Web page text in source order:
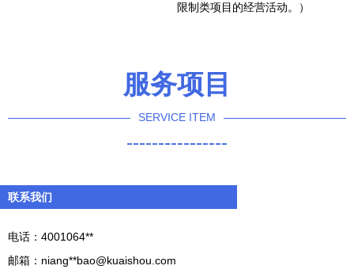
限制类项目的经营活动。）
服务项目
SERVICE ITEM
----------------
联系我们
电话：4001064**
邮箱：niang**bao@kuaishou.com